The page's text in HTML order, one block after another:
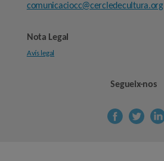
comunicaciocc@cercledecultura.org
Nota Legal
Avís legal
Segueix-nos